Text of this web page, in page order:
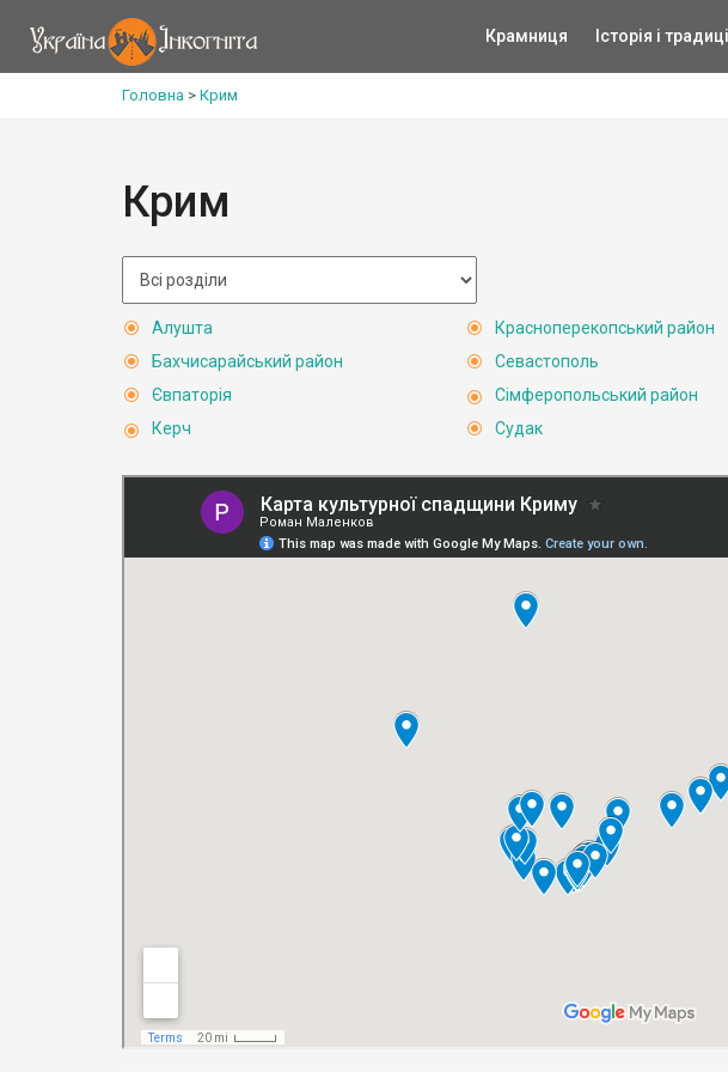
Крамниця Історія і
Головна > Крим
Крим
Алушта
Бахчисарайський район
Євпаторія
Керч
Красноперекопський район
Севастополь
Сімферопольський район
Судак